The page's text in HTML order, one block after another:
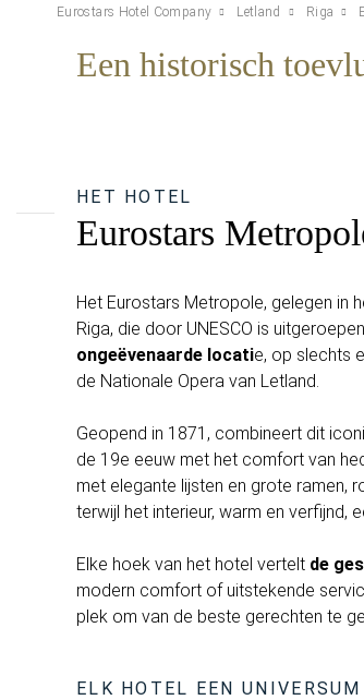
Eurostars Hotel Company Letland Riga
Een historisch
HET HOTEL
Eurostars
Het Eurostars Metropole, gelegen in
Riga, die door UNESCO is
ongeëvenaarde locatie, op slechts
de Nationale Opera van Letland.
Geopend in 1871, combineert dit
de 19e eeuw met het comfort van
met elegante lijsten en grote ramen,
terwijl het interieur, warm en verfijnd,
Elke hoek van het hotel vertelt de
modern comfort of uitstekende
plek om van de beste gerechten te
ELK HOTEL EEN UNIVERSUM